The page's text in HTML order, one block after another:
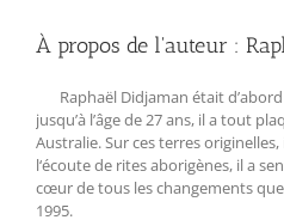
À propos de l'auteur :
Raphaël Didjaman était
jusqu’à l’âge de 27 ans, il a tout
Australie. Sur ces terres
l‘écoute de rites aborigènes, il a
cœur de tous les changements
1995.